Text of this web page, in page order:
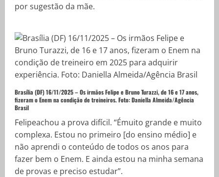
por sugestão da mãe.
Brasília (DF) 16/11/2025 – Os irmãos Felipe e Bruno Turazzi, de 16 e 17 anos,
fizeram o Enem na condição de treineiros.Foto: Daniella Almeida/Agência
Brasil
Felipeachou a prova difícil. “Émuito grande e muito
complexa. Estou no primeiro [do ensino médio] e
não aprendi o conteúdo de todos os anos para
fazer bem o Enem. E ainda estou na minha semana
de provas e preciso estudar”.